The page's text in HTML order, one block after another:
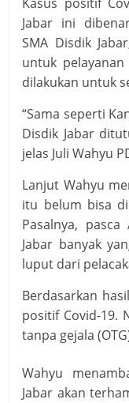
Jabar ini
SMA Disdik
untuk
dilakukan untuk
“Sama seperti
Disdik Jabar
jelas Juli Wahyu
Lanjut Wahyu
itu belum bisa
Pasalnya,
Jabar banyak
luput dari
Berdasarkan
positif Covid-19.
tanpa gejala
Wahyu
Jabar akan